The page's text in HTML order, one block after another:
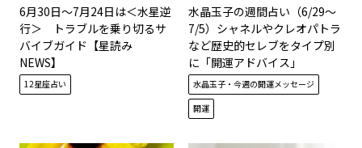
6月30日〜7月24日は＜水星逆
行＞ トラブルを乗り切るサ
バイブガイド【星読み
NEWS】
12星座占い
水晶玉子の週間占い（6/29～
7/5）シャネルやクレオパトラ
など歴史的セレブをタイプ別
に「開運アドバイス」
水晶玉子・今週の開運メッセージ
開運